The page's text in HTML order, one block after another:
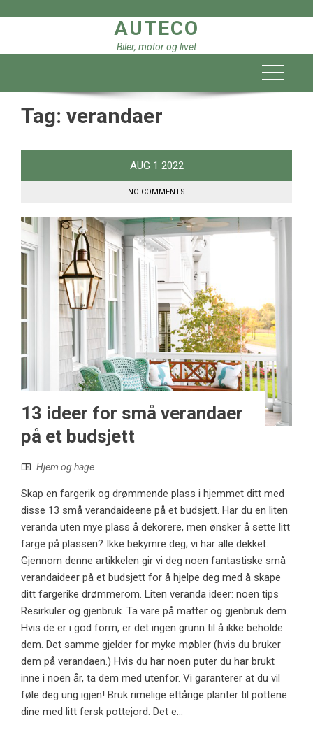
AUTECO
Biler, motor og livet
Tag: verandaer
AUG 1 2022
NO COMMENTS
13 ideer for små verandaer
på et budsjett
Hjem og hage
Skap en fargerik og drømmende plass i hjemmet ditt med
disse 13 små verandaideene på et budsjett. Har du en liten
veranda uten mye plass å dekorere, men ønsker å sette litt
farge på plassen? Ikke bekymre deg; vi har alle dekket.
Gjennom denne artikkelen gir vi deg noen fantastiske små
verandaideer på et budsjett for å hjelpe deg med å skape
ditt fargerike drømmerom. Liten veranda ideer: noen tips
Resirkuler og gjenbruk. Ta vare på matter og gjenbruk dem.
Hvis de er i god form, er det ingen grunn til å ikke beholde
dem. Det samme gjelder for myke møbler (hvis du bruker
dem på verandaen.) Hvis du har noen puter du har brukt
inne i noen år, ta dem med utenfor. Vi garanterer at du vil
føle deg ung igjen! Bruk rimelige ettårige planter til pottene
dine med litt fersk pottejord. Det e...